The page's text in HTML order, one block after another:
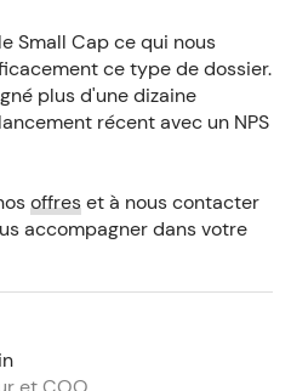
Small Cap ce qui nous
ce type de dossier.
plus d'une dizaine
récent avec un NPS
offreset à nous contacter
accompagner dans votre